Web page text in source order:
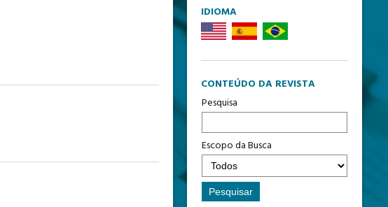
IDIOMA
CONTEÚDO DA REVISTA
Pesquisa
Escopo da Busca